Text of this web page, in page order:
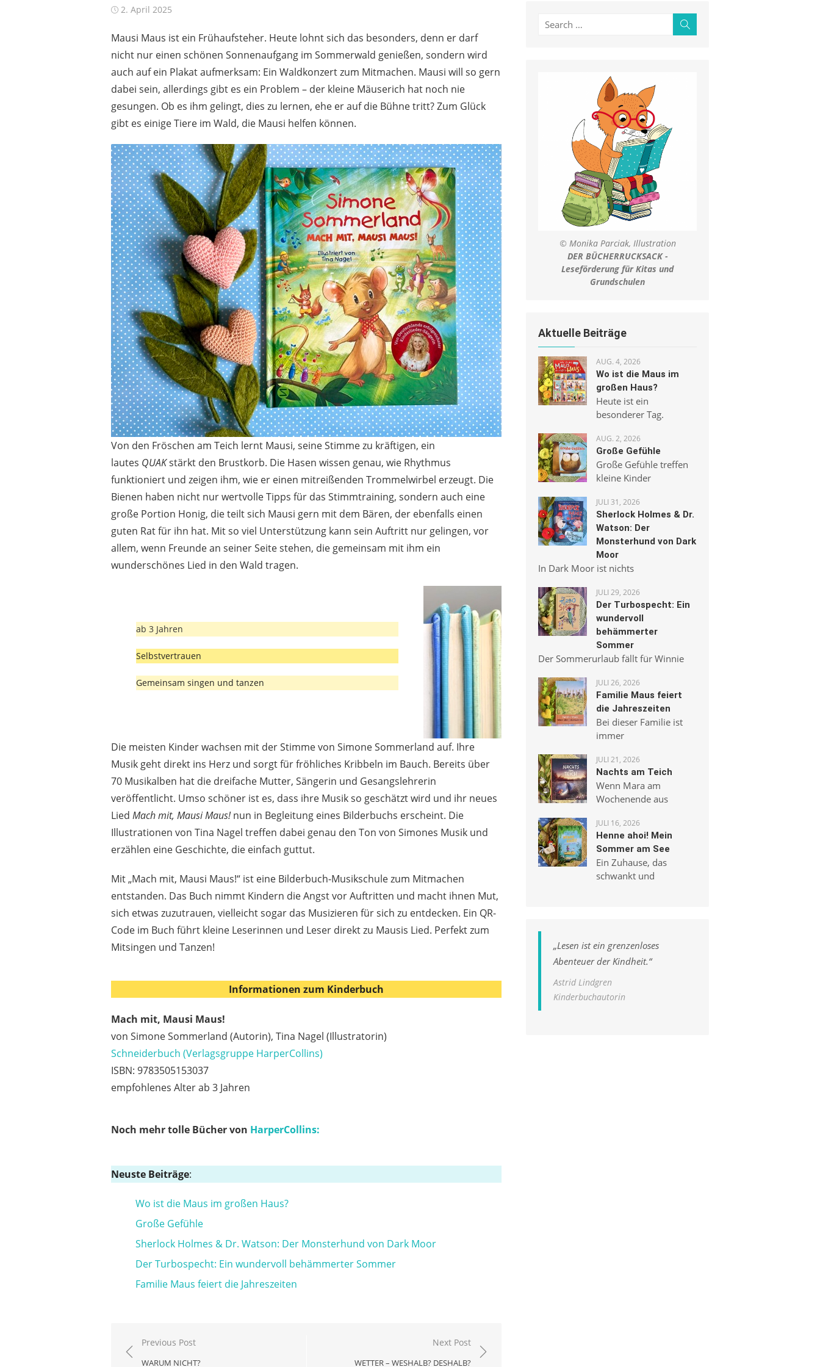
Posted
2. April 2025
Mausi Maus ist ein Frühaufsteher. Heute lohnt sich das besonders, denn er darf
nicht nur einen schönen Sonnenaufgang im Sommerwald genießen, sondern wird
auch auf ein Plakat aufmerksam: Ein Waldkonzert zum Mitmachen. Mausi will so gern
dabei sein, allerdings gibt es ein Problem – der kleine Mäuserich hat noch nie
gesungen. Ob es ihm gelingt, dies zu lernen, ehe er auf die Bühne tritt? Zum Glück
gibt es einige Tiere im Wald, die Mausi helfen können.
Von den Fröschen am Teich lernt Mausi, seine Stimme zu kräftigen, ein
lautes QUAKstärkt den Brustkorb. Die Hasen wissen genau, wie Rhythmus
funktioniert und zeigen ihm, wie er einen mitreißenden Trommelwirbel erzeugt. Die
Bienen haben nicht nur wertvolle Tipps für das Stimmtraining, sondern auch eine
große Portion Honig, die teilt sich Mausi gern mit dem Bären, der ebenfalls einen
guten Rat für ihn hat. Mit so viel Unterstützung kann sein Auftritt nur gelingen, vor
allem, wenn Freunde an seiner Seite stehen, die gemeinsam mit ihm ein
wunderschönes Lied in den Wald tragen.
ab 3 Jahren
Selbstvertrauen
Gemeinsam singen und tanzen
Die meisten Kinder wachsen mit der Stimme von Simone Sommerland auf. Ihre
Musik geht direkt ins Herz und sorgt für fröhliches Kribbeln im Bauch. Bereits über
70 Musikalben hat die dreifache Mutter, Sängerin und Gesangslehrerin
veröffentlicht. Umso schöner ist es, dass ihre Musik so geschätzt wird und ihr neues
Lied Mach mit, Mausi Maus!nun in Begleitung eines Bilderbuchs erscheint. Die
Illustrationen von Tina Nagel treffen dabei genau den Ton von Simones Musik und
erzählen eine Geschichte, die einfach guttut.
Mit „Mach mit, Mausi Maus!“ ist eine Bilderbuch-Musikschule zum Mitmachen
entstanden. Das Buch nimmt Kindern die Angst vor Auftritten und macht ihnen Mut,
sich etwas zuzutrauen, vielleicht sogar das Musizieren für sich zu entdecken. Ein QR-
Code im Buch führt kleine Leserinnen und Leser direkt zu Mausis Lied. Perfekt zum
Mitsingen und Tanzen!
Informationen zum Kinderbuch
Mach mit, Mausi Maus!
von Simone Sommerland (Autorin), Tina Nagel (Illustratorin)
Schneiderbuch (Verlagsgruppe HarperCollins)
ISBN: 9783505153037
empfohlenes Alter ab 3 Jahren
Noch mehr tolle Bücher von HarperCollins:
Neuste Beiträge:
Wo ist die Maus im großen Haus?
Große Gefühle
Sherlock Holmes & Dr. Watson: Der Monsterhund von Dark Moor
Der Turbospecht: Ein wundervoll behämmerter Sommer
Familie Maus feiert die Jahreszeiten
Beitragsnavigation
Previous Post
WARUM NICHT?
Next Post
WETTER – WESHALB? DESHALB?
Search
© Monika Parciak, Illustration
DER BÜCHERRUCKSACK -
Leseförderung für Kitas und
Grundschulen
Aktuelle Beiträge
AUG. 4, 2026
Wo ist die Maus im
großen Haus?
Heute ist ein
besonderer Tag.
AUG. 2, 2026
Große Gefühle
Große Gefühle treffen
kleine Kinder
JULI 31, 2026
Sherlock Holmes & Dr.
Watson: Der
Monsterhund von Dark
Moor
In Dark Moor ist nichts
JULI 29, 2026
Der Turbospecht: Ein
wundervoll
behämmerter
Sommer
Der Sommerurlaub fällt für Winnie
JULI 26, 2026
Familie Maus feiert
die Jahreszeiten
Bei dieser Familie ist
immer
JULI 21, 2026
Nachts am Teich
Wenn Mara am
Wochenende aus
JULI 16, 2026
Henne ahoi! Mein
Sommer am See
Ein Zuhause, das
schwankt und
„Lesen ist ein grenzenloses
Abenteuer der Kindheit.“
Astrid Lindgren
Kinderbuchautorin